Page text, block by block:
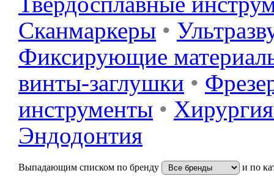
Сканмаркеры •
Фиксирующие
винты-заглушки •
инструменты •
Эндодонтия
Выпадающим списком по бренду и по